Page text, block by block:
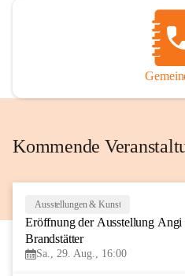
Kommende
Ausstellungen & Kunst
Eröffnung der Ausstellung
Brandstätter
Sa., 29. Aug., 16:00